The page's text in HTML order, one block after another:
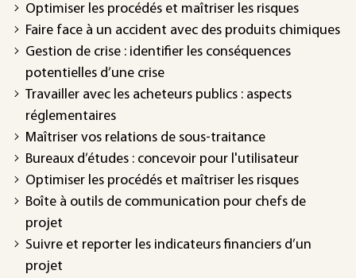
Optimiser les procédés et maîtriser les risques
Faire face à un accident avec des produits chimiques
Gestion de crise : identifier les conséquences
potentielles d’une crise
Travailler avec les acheteurs publics : aspects
réglementaires
Maîtriser vos relations de sous-traitance
Bureaux d’études : concevoir pour l'utilisateur
Optimiser les procédés et maîtriser les risques
Boîte à outils de communication pour chefs de
projet
Suivre et reporter les indicateurs financiers d’un
projet